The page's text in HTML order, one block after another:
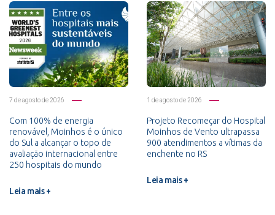
7 de agosto de 2026
Com 100% de energia
renovável, Moinhos é o único
do Sul a alcançar o topo de
avaliação internacional entre
250 hospitais do mundo
Leia mais +
1 de agosto de 2026
Projeto Recomeçar do Hospital
Moinhos de Vento ultrapassa
900 atendimentos a vítimas da
enchente no RS
Leia mais +